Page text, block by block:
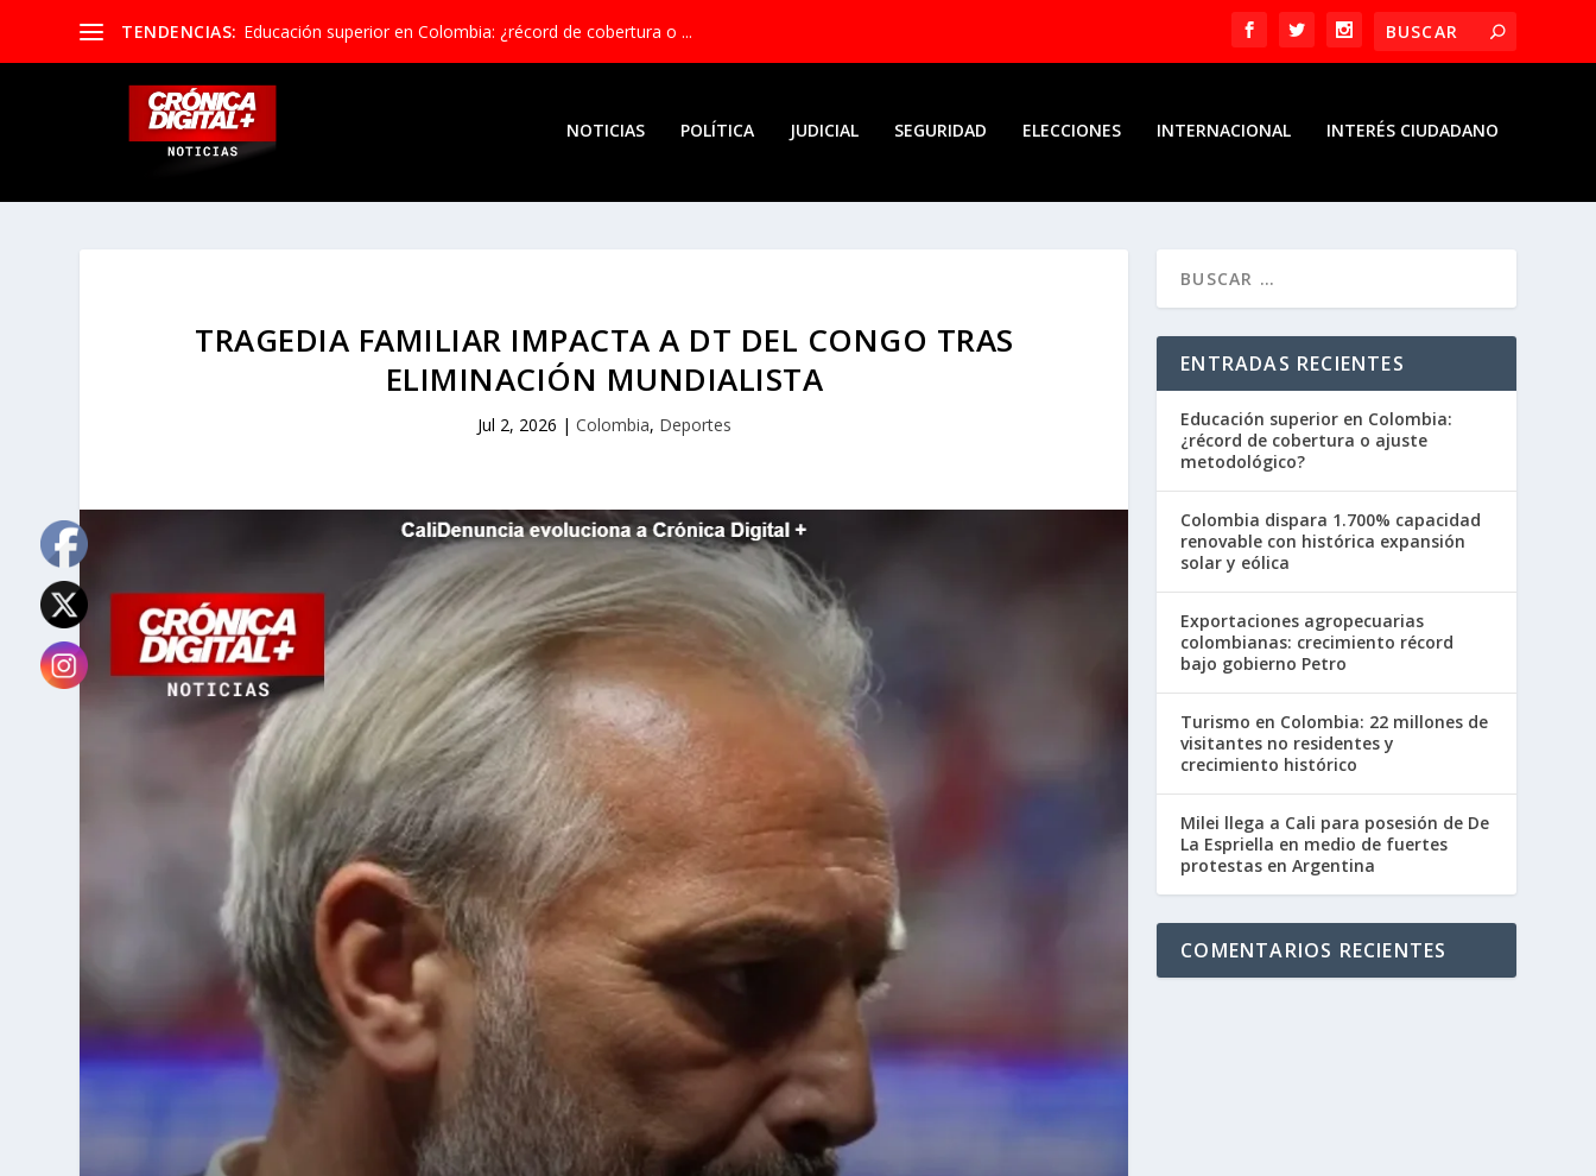
TENDENCIAS: Educación superior en Colombia: ¿récord de cobertura o ...
NOTICIAS POLÍTICA JUDICIAL SEGURIDAD ELECCIONES INTERNACIONAL INTERÉS CIUDADANO
TRAGEDIA FAMILIAR IMPACTA A DT DEL CONGO TRAS
ELIMINACIÓN MUNDIALISTA
Jul 2, 2026 | Colombia, Deportes
ENTRADAS RECIENTES
Educación superior en Colombia:
¿récord de cobertura o ajuste
metodológico?
Colombia dispara 1.700% capacidad
renovable con histórica expansión
solar y eólica
Exportaciones agropecuarias
colombianas: crecimiento récord
bajo gobierno Petro
Turismo en Colombia: 22 millones de
visitantes no residentes y
crecimiento histórico
Milei llega a Cali para posesión de De
La Espriella en medio de fuertes
protestas en Argentina
COMENTARIOS RECIENTES